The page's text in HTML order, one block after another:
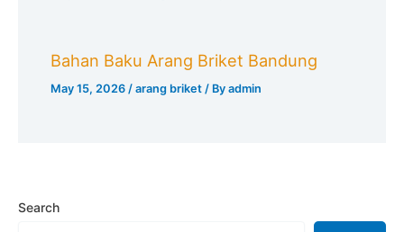
Bahan Baku Arang Briket Bandung
May 15, 2026 /arang briket / Byadmin
Search